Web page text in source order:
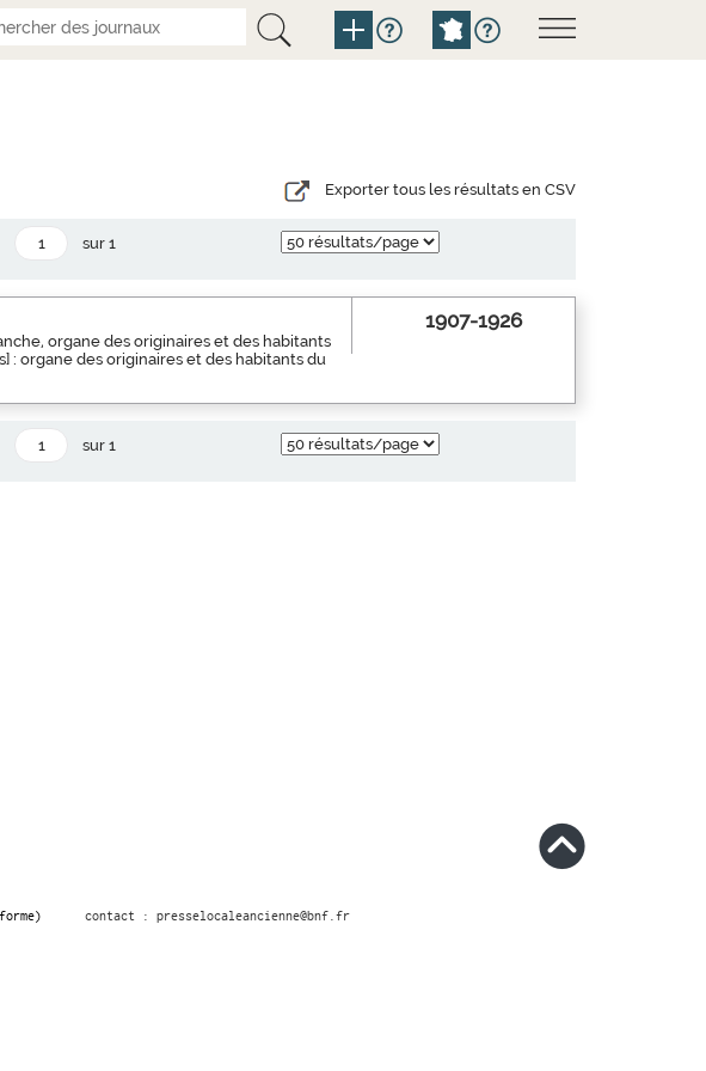
Exporter tous les résultats en CSV
sur 1
organe des originaires et des habitants
: organe des originaires et des habitants du
1907-1926
sur 1
contact : presselocaleancienne@bnf.fr